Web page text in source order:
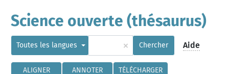
Science ouverte (thésaurus)
Toutes les langues × Chercher Aide
ALIGNER ANNOTER TÉLÉCHARGER